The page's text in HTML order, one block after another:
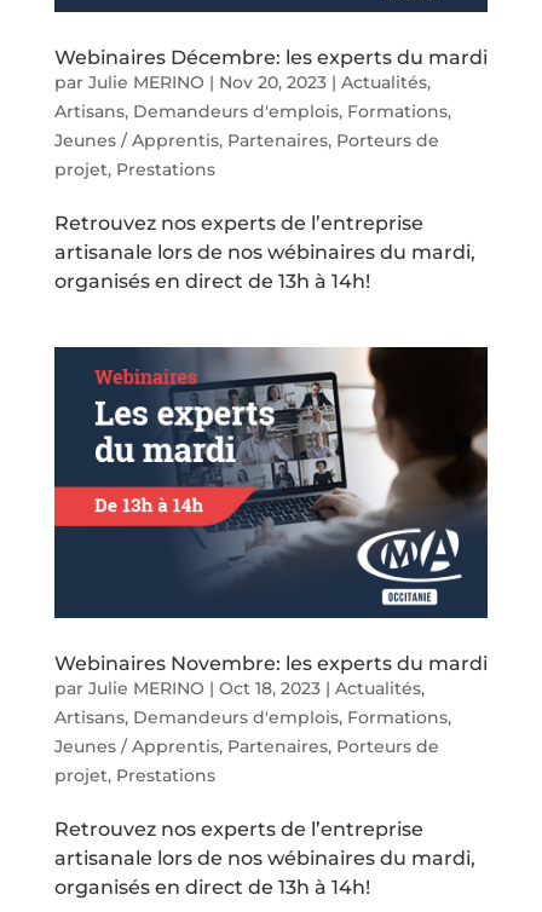
Webinaires Décembre: les experts du mardi
par Julie MERINO | Nov 20, 2023| Actualités,
Artisans, Demandeurs d'emplois, Formations,
Jeunes / Apprentis, Partenaires, Porteurs de
projet, Prestations
Retrouvez nos experts de l’entreprise
artisanale lors de nos wébinaires du mardi,
organisés en direct de 13h à 14h!
Webinaires Novembre: les experts du mardi
par Julie MERINO | Oct 18, 2023| Actualités,
Artisans, Demandeurs d'emplois, Formations,
Jeunes / Apprentis, Partenaires, Porteurs de
projet, Prestations
Retrouvez nos experts de l’entreprise
artisanale lors de nos wébinaires du mardi,
organisés en direct de 13h à 14h!